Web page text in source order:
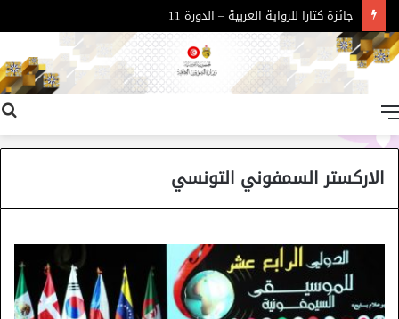
جائزة كتارا للرواية العربية – الدورة 11
الاركستر السمفوني التونسي